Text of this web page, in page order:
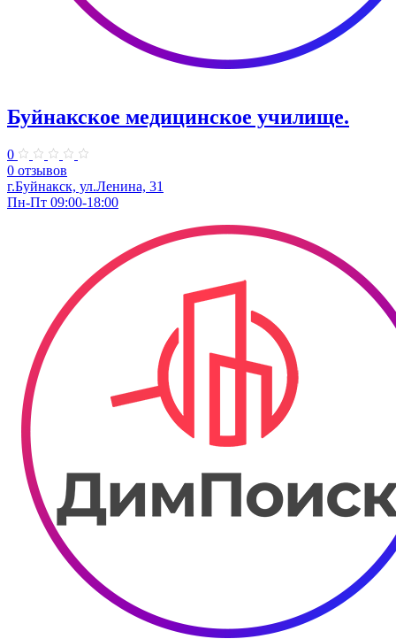
Буйнакское медицинское училище.
0
0 отзывов
г.Буйнакск, ул.Ленина, 31
Пн-Пт 09:00-18:00